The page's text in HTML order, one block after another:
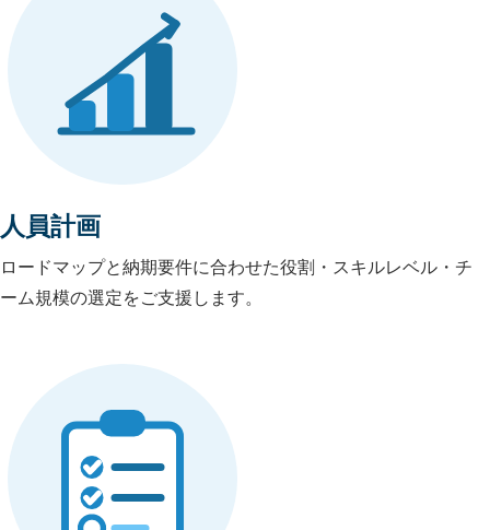
人員計画
ロードマップと納期要件に合わせた役割・スキルレベル・チ
ーム規模の選定をご支援します。